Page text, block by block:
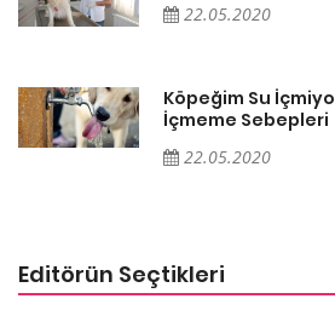
22.05.2020
Köpeğim Su
İçmeme Sebepleri
22.05.2020
Editörün Seçtikleri